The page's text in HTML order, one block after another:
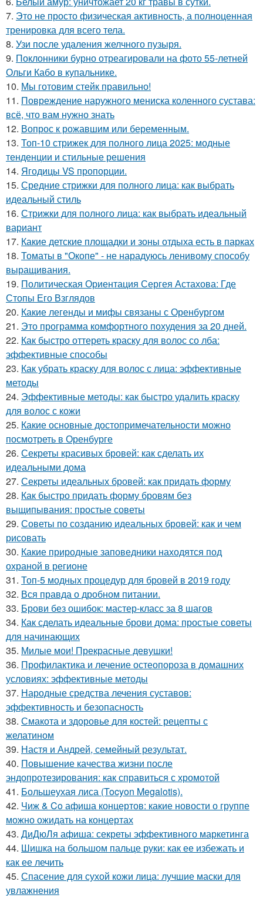
7. Это не просто физическая активность, а полноценная
тренировка для всего тела.
8. Узи после удаления желчного пузыря.
9. Поклонники бурно отреагировали на фото 55-летней
Ольги Кабо в купальнике.
10. Мы готовим стейк правильно!
11. Повреждение наружного мениска коленного сустава:
всё, что вам нужно знать
12. Вопрос к рожавшим или беременным.
13. Топ-10 стрижек для полного лица 2025: модные
тенденции и стильные решения
14. Ягодицы VS пропорции.
15. Средние стрижки для полного лица: как выбрать
идеальный стиль
16. Стрижки для полного лица: как выбрать идеальный
вариант
17. Какие детские площадки и зоны отдыха есть в парках
18. Томаты в "Окопе" - не нарадуюсь ленивому способу
выращивания.
19. Политическая Ориентация Сергея Астахова: Где
Стопы Его Взглядов
20. Какие легенды и мифы связаны с Оренбургом
21. Это программа комфортного похудения за 20 дней.
22. Как быстро оттереть краску для волос со лба:
эффективные способы
23. Как убрать краску для волос с лица: эффективные
методы
24. Эффективные методы: как быстро удалить краску
для волос с кожи
25. Какие основные достопримечательности можно
посмотреть в Оренбурге
26. Секреты красивых бровей: как сделать их
идеальными дома
27. Секреты идеальных бровей: как придать форму
28. Как быстро придать форму бровям без
выщипывания: простые советы
29. Советы по созданию идеальных бровей: как и чем
рисовать
30. Какие природные заповедники находятся под
охраной в регионе
31. Топ-5 модных процедур для бровей в 2019 году
32. Вся правда о дробном питании.
33. Брови без ошибок: мастер-класс за 8 шагов
34. Как сделать идеальные брови дома: простые советы
для начинающих
35. Милые мои! Прекрасные девушки!
36. Профилактика и лечение остеопороза в домашних
условиях: эффективные методы
37. Народные средства лечения суставов:
эффективность и безопасность
38. Смакота и здоровье для костей: рецепты с
желатином
39. Настя и Андрей, семейный результат.
40. Повышение качества жизни после
эндопротезирования: как справиться с хромотой
41. Большеухая лиса (Tocyon Megalotis).
42. Чиж & Co афиша концертов: какие новости о группе
можно ожидать на концертах
43. ДиДюЛя афиша: секреты эффективного маркетинга
44. Шишка на большом пальце руки: как ее избежать и
как ее лечить
45. Спасение для сухой кожи лица: лучшие маски для
увлажнения